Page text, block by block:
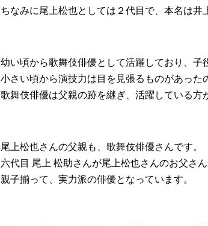
ちなみに尾上松也としては２代目で、本名は井
幼い頃から歌舞伎俳優として活躍しており、子
小さい頃から演技力は目を見張るものがあった
歌舞伎俳優は父親の跡を継ぎ、活躍している方
尾上松也さんの父親も、歌舞伎俳優さんです。
六代目 尾上 松助さんが尾上松也さんのお父さ
親子揃って、実力派の俳優となっています。